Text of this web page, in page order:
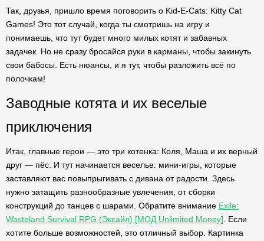
Так, друзья, пришло время поговорить о Kid-E-Cats: Kitty Cat
Games! Это тот случай, когда ты смотришь на игру и
понимаешь, что тут будет много милых котят и забавных
задачек. Но не сразу бросайся руки в карманы, чтобы закинуть
свои бабосы. Есть нюансы, и я тут, чтобы разложить всё по
полочкам!
Заводные котята и их веселые
приключения
Итак, главные герои — это три котенка: Коля, Маша и их верный
друг — пёс. И тут начинается веселье: мини-игры, которые
заставляют вас повыпрыгивать с дивана от радости. Здесь
нужно затащить разнообразные увлечения, от сборки
конструкций до танцев с шарами. Обратите внимание Exile:
Wasteland Survival RPG (Эксайл) [МОД Unlimited Money] . Если
хотите больше возможностей, это отличный выбор. Картинка